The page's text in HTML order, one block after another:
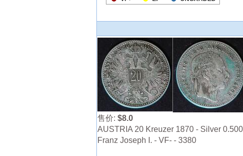
售价: $8.0
AUSTRIA 20 Kreuzer 1870 - Silver
Franz Joseph I. - VF- - 3380